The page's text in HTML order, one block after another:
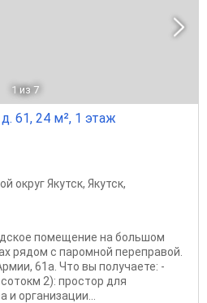
1 из 7
61, 24 м², 1 этаж
округ Якутск, Якутск,
помещение на большом
рядом с паромной переправой.
61а. Что вы получаете: -
2): простор для
организации...